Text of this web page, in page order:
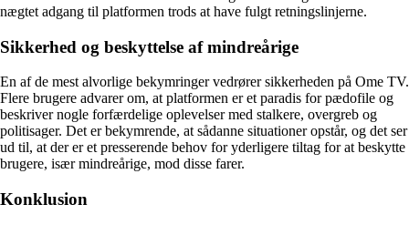
nægtet adgang til platformen trods at have fulgt retningslinjerne.
Sikkerhed og beskyttelse af mindreårige
En af de mest alvorlige bekymringer vedrører sikkerheden på Ome TV.
Flere brugere advarer om, at platformen er et paradis for pædofile og
beskriver nogle forfærdelige oplevelser med stalkere, overgreb og
politisager. Det er bekymrende, at sådanne situationer opstår, og det ser
ud til, at der er et presserende behov for yderligere tiltag for at beskytte
brugere, især mindreårige, mod disse farer.
Konklusion